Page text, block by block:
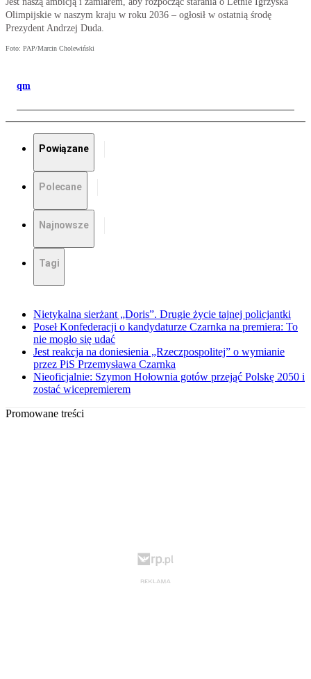
Olimpijskie w naszym kraju w roku 2036 – ogłosił w ostatnią środę
Prezydent Andrzej Duda.
Foto: PAP/Marcin Cholewiński
qm
Powiązane
Polecane
Najnowsze
Tagi
Nietykalna sierżant „Doris”. Drugie życie tajnej policjantki
Poseł Konfederacji o kandydaturze Czarnka na premiera: To
nie mogło się udać
Jest reakcja na doniesienia „Rzeczpospolitej” o wymianie
przez PiS Przemysława Czarnka
Nieoficjalnie: Szymon Hołownia gotów przejąć Polskę 2050 i
zostać wicepremierem
Promowane treści